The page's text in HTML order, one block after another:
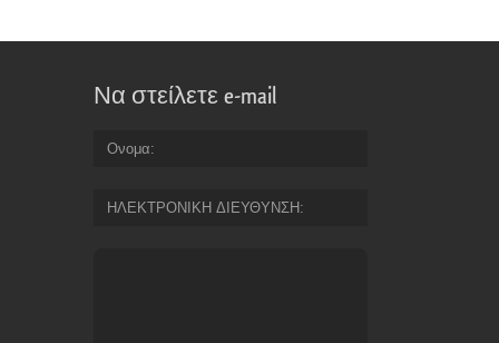
Να στείλετε e-mail
Ονομα
ΗΛΕΚΤΡΟΝΙΚΗ ΔΙΕΥΘΥΝΣΗ